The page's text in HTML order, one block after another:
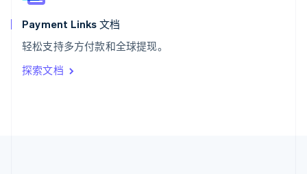
Payment Links 文档
轻松支持多方付款和全球提现。
探索文档
匈牙利
English
ItalianoEnglish
印度
English